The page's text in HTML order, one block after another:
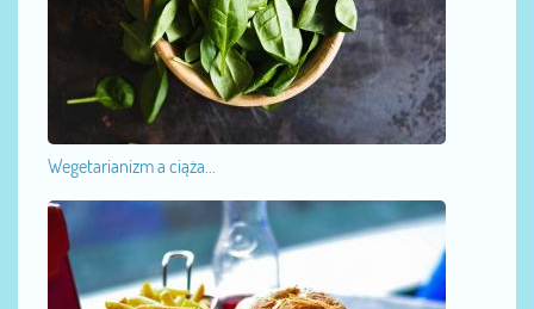
Wegetarianizm a ciąża...